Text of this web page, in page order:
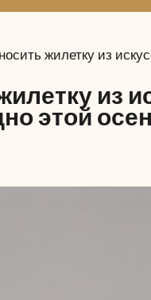
жилетку из
из
этой